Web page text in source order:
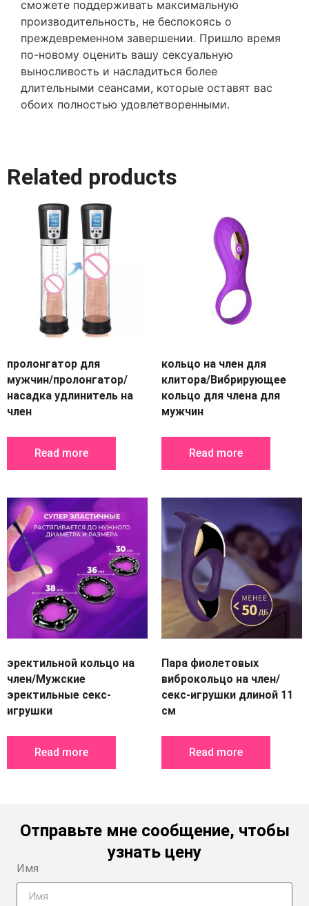
сможете поддерживать максимальную
производительность, не беспокоясь о
преждевременном завершении. Пришло время
по-новому оценить вашу сексуальную
выносливость и насладиться более
длительными сеансами, которые оставят вас
обоих полностью удовлетворенными.
Related products
пролонгатор для
мужчин/пролонгатор/
насадка удлинитель на
член
Read more
кольцо на член для
клитора/Вибрирующее
кольцо для члена для
мужчин
Read more
эректильной кольцо на
член/Мужские
эректильные секс-
игрушки
Read more
Пара фиолетовых
виброкольцо на член/
секс-игрушки длиной 11
см
Read more
Отправьте мне сообщение, чтобы
узнать цену
Имя